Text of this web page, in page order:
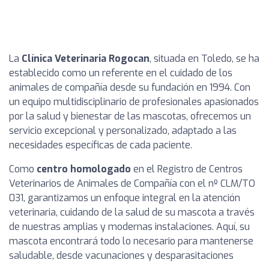
La Clínica Veterinaria Rogocan, situada en Toledo, se ha
establecido como un referente en el cuidado de los
animales de compañía desde su fundación en 1994. Con
un equipo multidisciplinario de profesionales apasionados
por la salud y bienestar de las mascotas, ofrecemos un
servicio excepcional y personalizado, adaptado a las
necesidades específicas de cada paciente.
Como centro homologado en el Registro de Centros
Veterinarios de Animales de Compañía con el nº CLM/TO
031, garantizamos un enfoque integral en la atención
veterinaria, cuidando de la salud de su mascota a través
de nuestras amplias y modernas instalaciones. Aquí, su
mascota encontrará todo lo necesario para mantenerse
saludable, desde vacunaciones y desparasitaciones